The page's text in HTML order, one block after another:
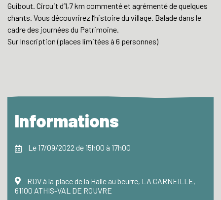
Guibout. Circuit d’1,7 km commenté et agrémenté de quelques
chants. Vous découvrirez l’histoire du village. Balade dans le
cadre des journées du Patrimoine.
Sur Inscription (places limitées à 6 personnes)
Informations
Le 17/09/2022 de 15h00 à 17h00
RDV à la place de la Halle au beurre, LA CARNEILLE,
61100 ATHIS-VAL DE ROUVRE